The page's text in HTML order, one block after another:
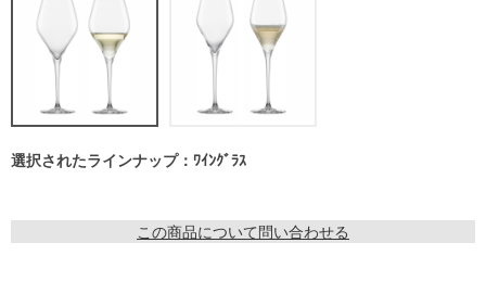
選択されたラインナップ：ﾜｲﾝｸﾞﾗｽ
この商品について問い合わせる